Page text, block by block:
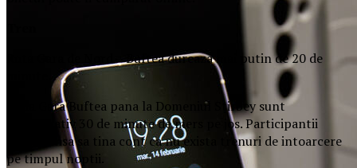
Ruta Gara de Nord – Buftea dureaza mai putin de 20 de
De la Gara Buftea pana la Domeniul Stirbey sunt
aproximativ 30 de minute de mers pe jos. Participantii
trebuie insa sa tina cont ca nu exista trenuri de intoarcere
pe timpul noptii.